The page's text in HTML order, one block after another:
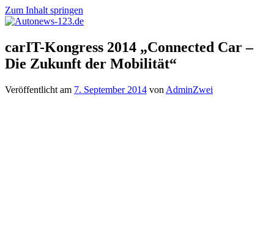
Zum Inhalt springen
Autonews-
123.de
Autonews
mit
Charme
carIT-Kongress 2014 „Connected Car –
Die Zukunft der Mobilität“
Veröffentlicht am 7. September 2014 von AdminZwei